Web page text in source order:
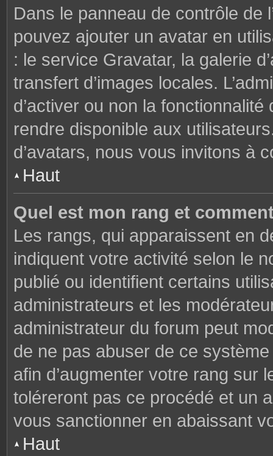
Dans le panneau de contrôle de
pouvez ajouter un avatar en
: le service Gravatar, la galerie
transfert d’images locales.
d’activer ou non la
rendre disponible aux
d’avatars, nous vous invitons à
Haut
Quel est mon rang et
Les rangs, qui apparaissent en
indiquent votre activité selon le
publié ou identifient certains
administrateurs et les
administrateur du forum peut
de ne pas abuser de ce
afin d’augmenter votre rang sur
toléreront pas ce procédé et un
vous sanctionner en abaissant
Haut